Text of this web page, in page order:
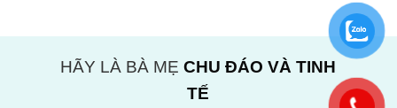
HÃY LÀ BÀ MẸ CHU ĐÁO VÀ TINH
TẾ